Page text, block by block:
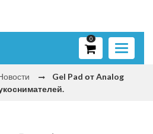
Toggle
0
Gel Pad от Analog